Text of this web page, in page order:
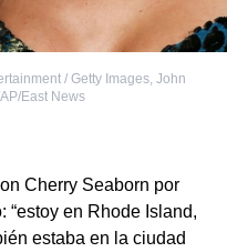
/ Getty Images, John
East News
Cherry Seaborn por
“estoy en Rhode Island,
estaba en la ciudad